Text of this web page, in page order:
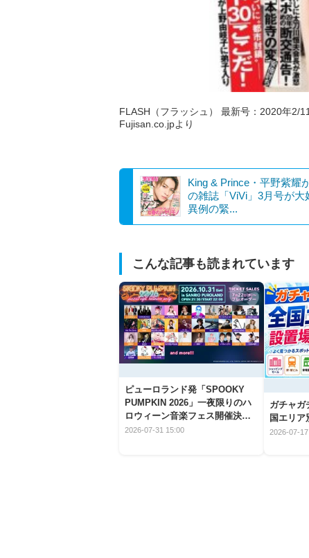
FLASH（フラッシュ） 最新号：2020年2/
Fujisan.co.jpより
King & Prince・平野紫耀
の雑誌「ViVi」3月号が大
異例の緊...
こんな記事も読まれています
ピューロランド発「SPOOKY
PUMPKIN 2026」一夜限りのハ
ロウィーン音楽フェス開催決
定！
2026-07-31 15:00
ガチャガ
国エリア
2026-07-